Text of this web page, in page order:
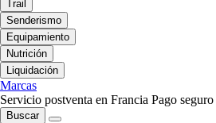
Trail
Senderismo
Equipamiento
Nutrición
Liquidación
Marcas
Servicio postventa en Francia Pago seguro
Buscar